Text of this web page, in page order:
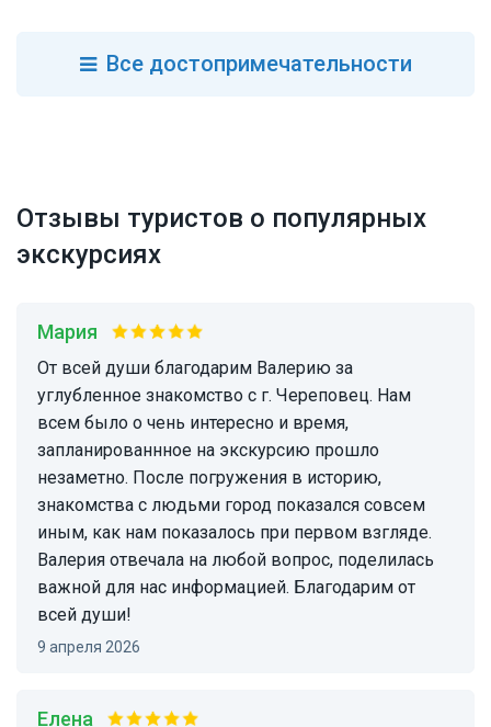
Вседостопримечательности
Отзывы туристов о популярных
экскурсиях
Мария
От всей души благодарим Валерию за
углубленное знакомство с г. Череповец. Нам
всем было о чень интересно и время,
запланированнное на экскурсию прошло
незаметно. После погружения в историю,
знакомства с людьми город показался совсем
иным, как нам показалось при первом взгляде.
Валерия отвечала на любой вопрос, поделилась
важной для нас информацией. Благодарим от
всей души!
9 апреля 2026
Елена